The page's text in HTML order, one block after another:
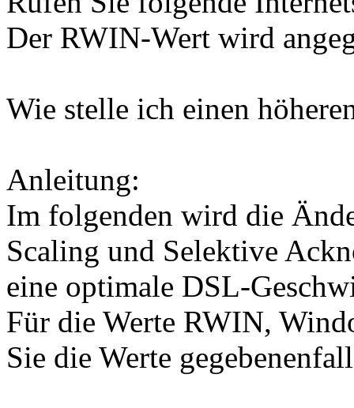
Der RWIN-Wert wird
Wie stelle ich einen
Anleitung:
Im folgenden wird die
Scaling und Selektive
eine optimale DSL-
Für die Werte RWIN,
Sie die Werte